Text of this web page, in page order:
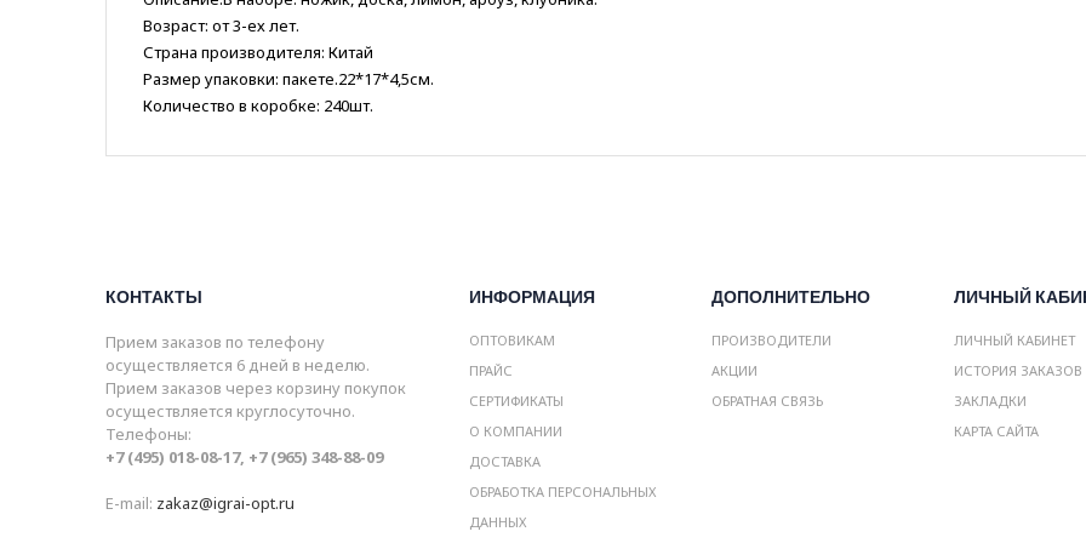
Возраст: от 3-ех лет.
Страна производителя: Китай
Размер упаковки: пакете.22*17*4,5см.
Количество в коробке: 240шт.
КОНТАКТЫ
Прием заказов по телефону
осуществляется 6 дней в неделю.
Прием заказов через корзину покупок
осуществляется круглосуточно.
Телефоны:
+7 (495) 018-08-17, +7 (965) 348-88-09
E-mail: zakaz@igrai-opt.ru
ИНФОРМАЦИЯ
ОПТОВИКАМ
ПРАЙС
СЕРТИФИКАТЫ
О КОМПАНИИ
ДОСТАВКА
ОБРАБОТКА ПЕРСОНАЛЬНЫХ
ДАННЫХ
ДОПОЛНИТЕЛЬНО
ПРОИЗВОДИТЕЛИ
АКЦИИ
ОБРАТНАЯ СВЯЗЬ
ЛИЧНЫЙ
ЛИЧНЫЙ КАБИНЕТ
ИСТОРИЯ ЗАКАЗОВ
ЗАКЛАДКИ
КАРТА САЙТА